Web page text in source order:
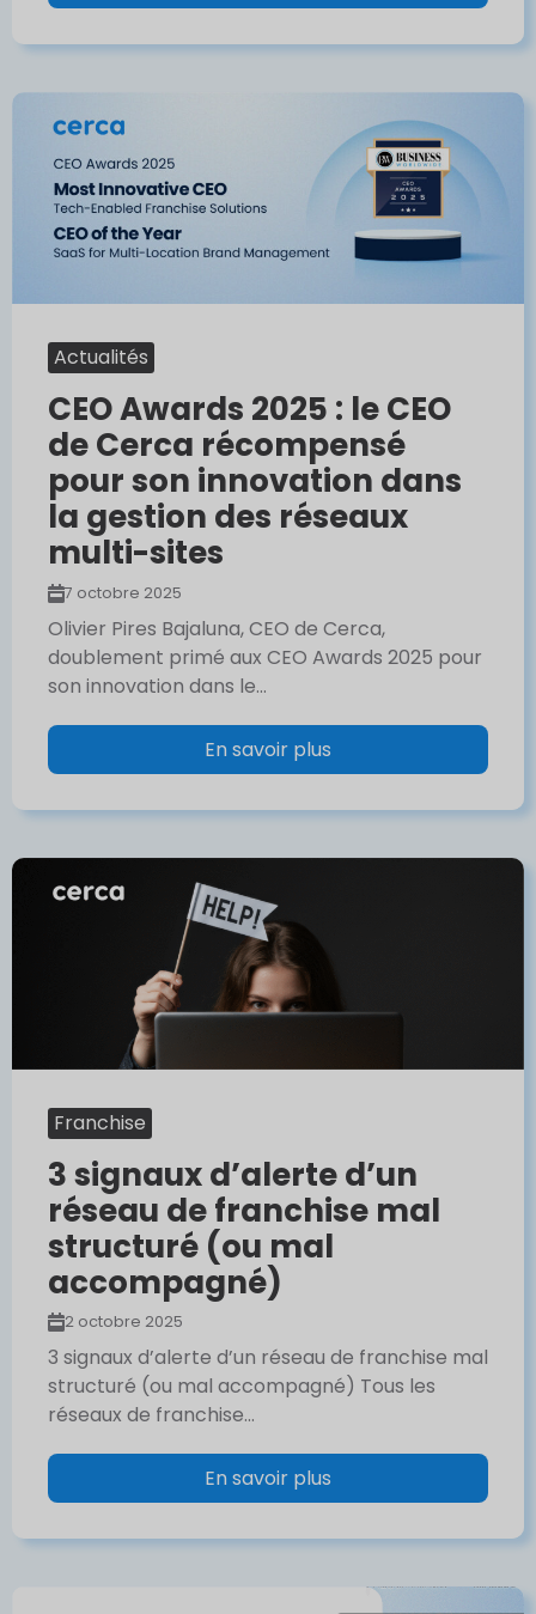
Actualités
CEO Awards 2025 : le CEO
de Cerca récompensé
pour son innovation dans
la gestion des réseaux
multi-sites
7 octobre 2025
Olivier Pires Bajaluna, CEO de Cerca,
doublement primé aux CEO Awards 2025 pour
son innovation dans le...
En savoir plus
Franchise
3 signaux d’alerte d’un
réseau de franchise mal
structuré (ou mal
accompagné)
2 octobre 2025
3 signaux d’alerte d’un réseau de franchise mal
structuré (ou mal accompagné) Tous les
réseaux de franchise...
En savoir plus